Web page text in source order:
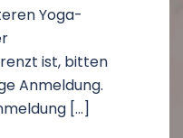
Yoga-
ist, bitten
Anmeldung.
[…]